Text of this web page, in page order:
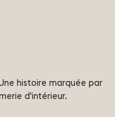
histoire marquée par
d'intérieur.